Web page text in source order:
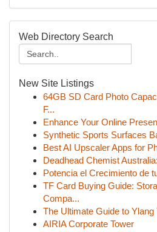
Web Directory Search
New Site Listings
64GB SD Card Photo
F...
Enhance Your Online
Synthetic Sports Surfaces
Best AI Upscaler Apps for
Deadhead Chemist
Potencia el Crecimiento de
TF Card Buying Guide:
Compa...
The Ultimate Guide to
AIRIA Corporate Tower